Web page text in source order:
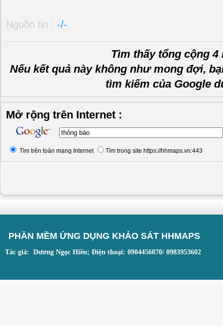
Nguồn tin : -/-
Tìm thấy tổng cộng 4
Nếu kết quả này không như mong đợi,
tìm kiếm của Google
Mở rộng trên Internet :
Tìm trên toàn mạng Internet Tìm trong site https://hhmaps.vn:443
PHẦN MỀM ỨNG DỤNG KHẢO SÁT HHMAPS
Tác giả: Dương Ngọc Hiền; Điện thoại: 0904456070/ 0983953602